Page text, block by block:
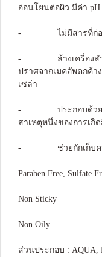
อ่อนโยนต่อผิว มีค่า pH
- ไม่มีสารที่ก่อให้เ
- ล้างเครื่องสำอา
ปราศจากเมคอัพตกค้า
เซล่า
- ประกอบด้วยสาร
สาเหตุหนึ่งของการเกิ
- ช่วยกักเก็บความ
Paraben Free, Sulfate
Non Sticky
Non Oily
ส่วนประกอบ : AQUA,